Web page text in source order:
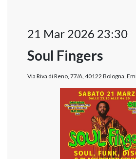
21 Mar 2026 23:30
Soul Fingers
Via Riva di Reno, 77/A, 40122 Bologna,